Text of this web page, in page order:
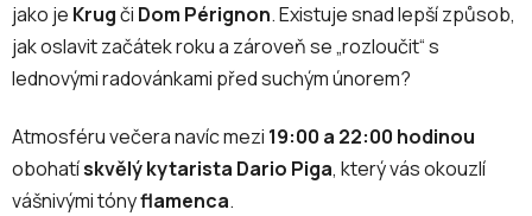
jako je Krugči Dom Pérignon. Existuje snad lepší způsob,
jak oslavit začátek roku a zároveň se „rozloučit“ s
lednovými radovánkami před suchým únorem?
Atmosféru večera navíc mezi 19:00 a 22:00 hodinou
obohatískvělý kytarista Dario Piga, který vás okouzlí
vášnivými tónyflamenca.